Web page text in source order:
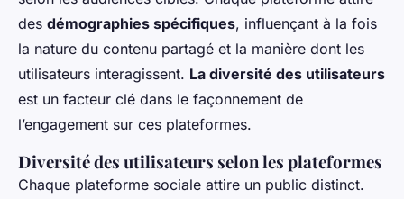
des démographies spécifiques, influençant à la fois
la nature du contenu partagé et la manière dont les
utilisateurs interagissent. La diversité des utilisateurs
est un facteur clé dans le façonnement de
l’engagement sur ces plateformes.
Diversité des utilisateurs selon les plateformes
Chaque plateforme sociale attire un public distinct.